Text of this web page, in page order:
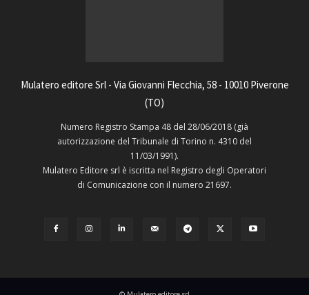
Mulatero editore Srl - Via Giovanni Flecchia, 58 - 10010 Piverone
(TO)
Numero Registro Stampa 48 del 28/06/2018 (già
autorizzazione del Tribunale di Torino n. 4310 del
11/03/1991).
Mulatero Editore srl è iscritta nel Registro degli Operatori
di Comunicazione con il numero 21697.